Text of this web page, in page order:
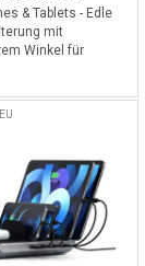
& Tablets - Edle
mit
Winkel für
oder Filme